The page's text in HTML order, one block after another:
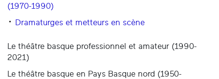
(1970-1990)
Dramaturges et metteurs en scène
Le théâtre basque professionnel et amateur (1990-
2021)
Le théâtre basque en Pays Basque nord (1950-